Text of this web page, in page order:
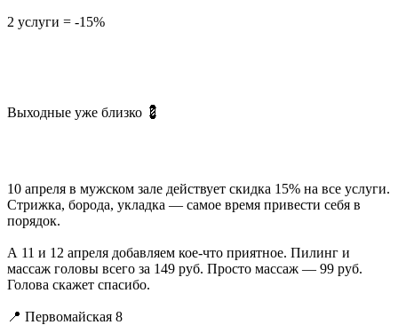
2 услуги = -15%
Выходные уже близко 💈
10 апреля в мужском зале действует скидка 15% на все услуги.
Стрижка, борода, укладка — самое время привести себя в
порядок.
А 11 и 12 апреля добавляем кое-что приятное. Пилинг и
массаж головы всего за 149 руб. Просто массаж — 99 руб.
Голова скажет спасибо.
📍 Первомайская 8